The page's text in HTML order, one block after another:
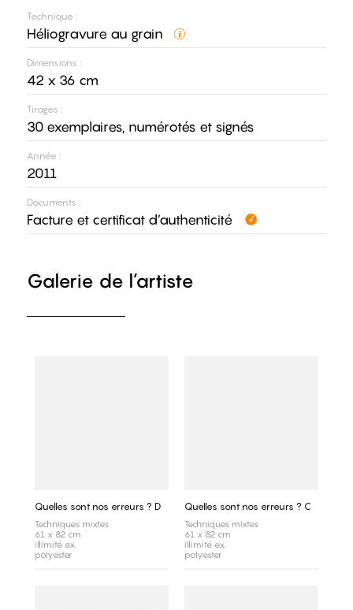
Technique :
Héliogravure au grain
Dimensions :
42 x 36 cm
Tirages :
30 exemplaires, numérotés et signés
Année :
2011
Documents :
Facture et certificat d’authenticité
Galerie de l’artiste
Quelles sont nos erreurs ? D
Techniques mixtes
61 x 82 cm
illimité ex.
polyester
Quelles sont nos erreurs ? C
Techniques mixtes
61 x 82 cm
illimité ex.
polyester